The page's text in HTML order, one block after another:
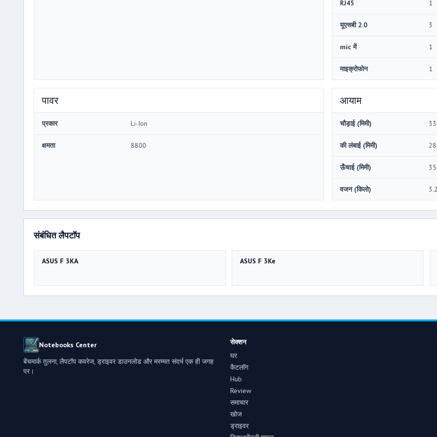
RJ45 1
यूएसबी 2.0 3
mic में 1
माइक्रोफोन 1
पावर
प्रकार Li-Ion
क्षमता 8800
आयाम
चौड़ाई (मिमी)
की लंबाई (मिमी)
ऊँचाई (मिमी) 35
वजन (किलो)
संबंधित लैपटॉप
ASUS F 3KA ASUS F 3Ke
Notebooks Center
बेंचमार्क तुलना, लैपटॉप कवरेज, ड्राइवर डाउनलोड और मरम्मत संदर्भ एक ही जगह
पर।
सेक्शन
घर
कैटलॉग
Hub
Review
समाचार
खोज
ड्राइवर